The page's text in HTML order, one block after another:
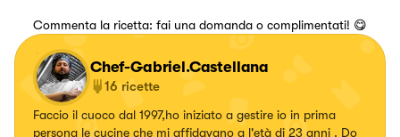
Commenta la ricetta: fai una domanda o complimentati! 😋
Chef-Gabriel.Castellana
16 ricette
Faccio il cuoco dal 1997,ho iniziato a gestire io in prima
persona le cucine che mi affidavano a l'età di 23 anni . Do